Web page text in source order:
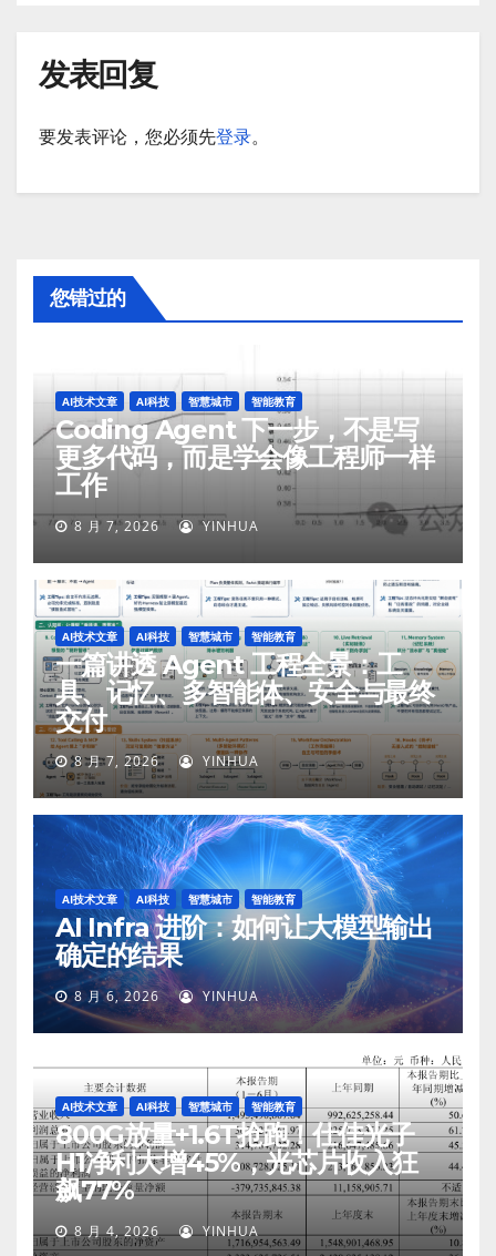
发表回复
要发表评论，您必须先登录。
您错过的
AI技术文章 AI科技 智慧城市 智能教育
Coding Agent 下一步，不是写
更多代码，而是学会像工程师一样
工作
8 月 7, 2026 YINHUA
AI技术文章 AI科技 智慧城市 智能教育
一篇讲透 Agent 工程全景：工
具、记忆、多智能体、安全与最终
交付
8 月 7, 2026 YINHUA
AI技术文章 AI科技 智慧城市 智能教育
AI Infra 进阶：如何让大模型输出
确定的结果
8 月 6, 2026 YINHUA
AI技术文章 AI科技 智慧城市 智能教育
800G放量+1.6T抢跑！仕佳光子
H1净利大增45%，光芯片收入狂
飙77%
8 月 4, 2026 YINHUA